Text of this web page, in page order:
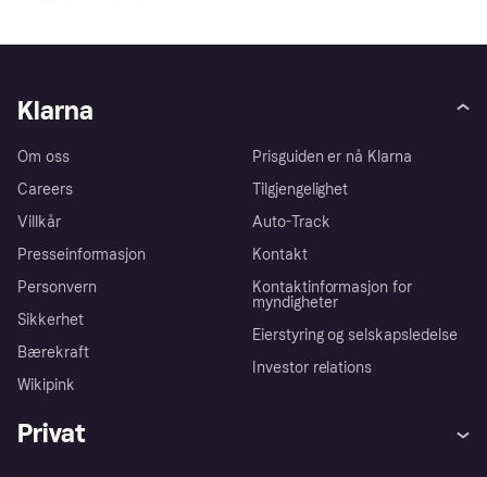
Klarna
Om oss
Careers
Villkår
Presseinformasjon
Personvern
Sikkerhet
Bærekraft
Wikipink
Prisguiden er nå Klarna
Tilgjengelighet
Auto-Track
Kontakt
Kontaktinformasjon for
myndigheter
Eierstyring og selskapsledelse
Investor relations
Privat